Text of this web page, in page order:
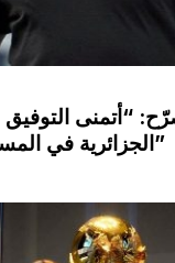
“أتمنى التوفيق
الجزائرية في المسابقات القارية”